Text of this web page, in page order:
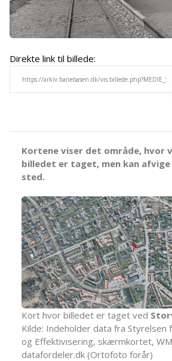
Direkte link til billede:
Kortene viser det område, hvor
billedet er taget, men kan
sted.
Kort hvor billedet er taget ved
Kilde: Indeholder data fra Styrelsen
og Effektivisering, skærmkortet,
datafordeler.dk (Ortofoto forår)